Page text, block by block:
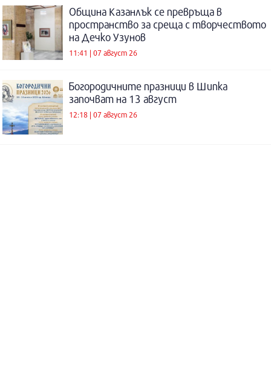
Община Казанлък се превръща в
пространство за среща с творчеството
на Дечко Узунов
11:41 | 07 август 26
Богородичните празници в Шипка
започват на 13 август
12:18 | 07 август 26